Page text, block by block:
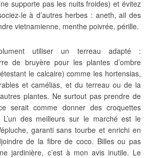
supporte pas les nuits froides) et évitez
le à d’autres herbes : aneth, ail des
vietnamienne, menthe poivrée, pérille.
utiliser un terreau adapté :
de bruyère pour les plantes d’ombre
le calcaire) comme les hortensias,
et camélias, et du terreau ou de la
plantes. Ne surtout pas prendre de
serait comme donner des croquettes
des meilleurs sur le marché est le
garanti sans tourbe et enrichi en
de la fibre de coco. Billes ou pas
jardinière, c’est à mon avis inutile. Le